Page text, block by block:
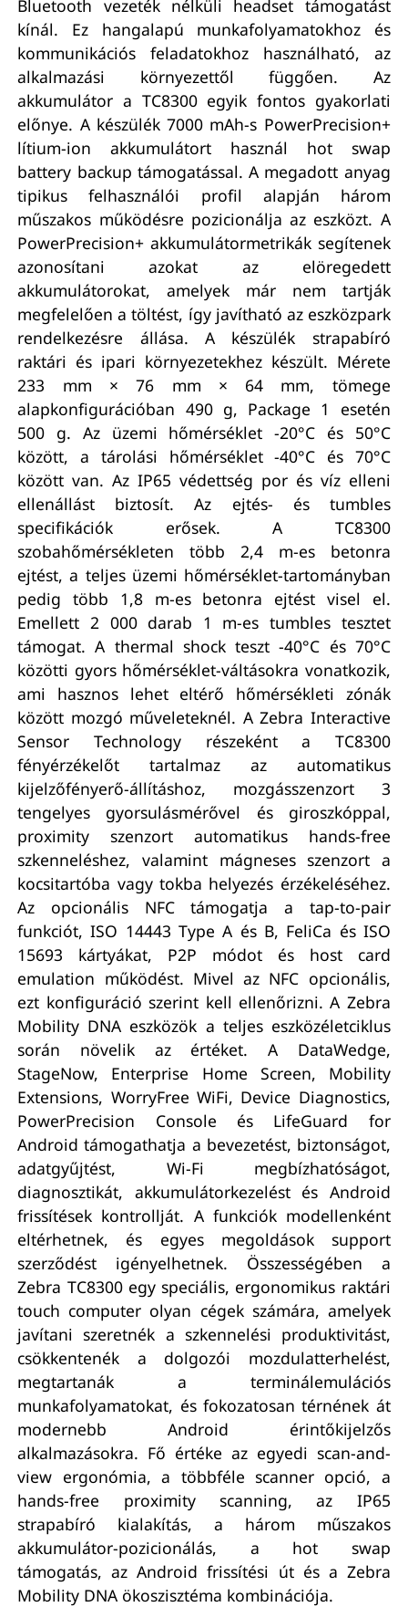
Bluetooth vezeték nélküli headset támogatást
kínál. Ez hangalapú munkafolyamatokhoz és
kommunikációs feladatokhoz használható, az
alkalmazási környezettől függően. Az
akkumulátor a TC8300 egyik fontos gyakorlati
előnye. A készülék 7000 mAh-s PowerPrecision+
lítium-ion akkumulátort használ hot swap
battery backup támogatással. A megadott anyag
tipikus felhasználói profil alapján három
műszakos működésre pozicionálja az eszközt. A
PowerPrecision+ akkumulátormetrikák segítenek
azonosítani azokat az elöregedett
akkumulátorokat, amelyek már nem tartják
megfelelően a töltést, így javítható az eszközpark
rendelkezésre állása. A készülék strapabíró
raktári és ipari környezetekhez készült. Mérete
233 mm × 76 mm × 64 mm, tömege
alapkonfigurációban 490 g, Package 1 esetén
500 g. Az üzemi hőmérséklet -20°C és 50°C
között, a tárolási hőmérséklet -40°C és 70°C
között van. Az IP65 védettség por és víz elleni
ellenállást biztosít. Az ejtés- és tumbles
specifikációk erősek. A TC8300
szobahőmérsékleten több 2,4 m-es betonra
ejtést, a teljes üzemi hőmérséklet-tartományban
pedig több 1,8 m-es betonra ejtést visel el.
Emellett 2 000 darab 1 m-es tumbles tesztet
támogat. A thermal shock teszt -40°C és 70°C
közötti gyors hőmérséklet-váltásokra vonatkozik,
ami hasznos lehet eltérő hőmérsékleti zónák
között mozgó műveleteknél. A Zebra Interactive
Sensor Technology részeként a TC8300
fényérzékelőt tartalmaz az automatikus
kijelzőfényerő-állításhoz, mozgásszenzort 3
tengelyes gyorsulásmérővel és giroszkóppal,
proximity szenzort automatikus hands-free
szkenneléshez, valamint mágneses szenzort a
kocsitartóba vagy tokba helyezés érzékeléséhez.
Az opcionális NFC támogatja a tap-to-pair
funkciót, ISO 14443 Type A és B, FeliCa és ISO
15693 kártyákat, P2P módot és host card
emulation működést. Mivel az NFC opcionális,
ezt konfiguráció szerint kell ellenőrizni. A Zebra
Mobility DNA eszközök a teljes eszközéletciklus
során növelik az értéket. A DataWedge,
StageNow, Enterprise Home Screen, Mobility
Extensions, WorryFree WiFi, Device Diagnostics,
PowerPrecision Console és LifeGuard for
Android támogathatja a bevezetést, biztonságot,
adatgyűjtést, Wi-Fi megbízhatóságot,
diagnosztikát, akkumulátorkezelést és Android
frissítések kontrollját. A funkciók modellenként
eltérhetnek, és egyes megoldások support
szerződést igényelhetnek. Összességében a
Zebra TC8300 egy speciális, ergonomikus raktári
touch computer olyan cégek számára, amelyek
javítani szeretnék a szkennelési produktivitást,
csökkentenék a dolgozói mozdulatterhelést,
megtartanák a terminálemulációs
munkafolyamatokat, és fokozatosan térnének át
modernebb Android érintőkijelzős
alkalmazásokra. Fő értéke az egyedi scan-and-
view ergonómia, a többféle scanner opció, a
hands-free proximity scanning, az IP65
strapabíró kialakítás, a három műszakos
akkumulátor-pozicionálás, a hot swap
támogatás, az Android frissítési út és a Zebra
Mobility DNA ökoszisztéma kombinációja.